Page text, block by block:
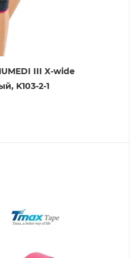
III X-wide
K103-2-1